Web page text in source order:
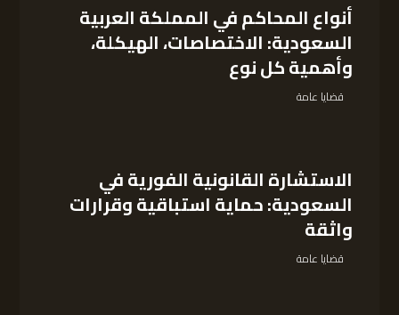
أنواع المحاكم في المملكة العربية
السعودية: الاختصاصات، الهيكلة،
وأهمية كل نوع
قضايا عامة
الاستشارة القانونية الفورية في
السعودية: حماية استباقية وقرارات
واثقة
قضايا عامة